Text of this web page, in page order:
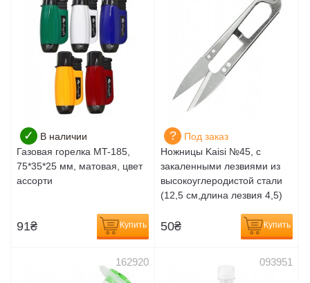
✓
В наличии
Газовая горелка MT-185,
75*35*25 мм, матовая, цвет
ассорти
91₴ Купить
?
Под заказ
Ножницы Kaisi №45, с
закаленными лезвиями из
высокоуглеродистой стали
(12,5 см,длина лезвия 4,5)
50₴ Купить
162920 093951